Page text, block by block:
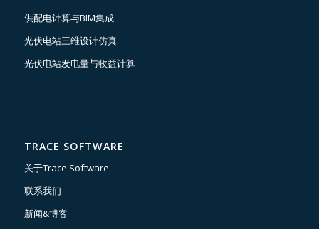
供配电计算与BIM集成
光伏电站三维设计仿真
光伏电站发电量与收益计算
TRACE SOFTWARE
关于Trace Software
联系我们
新闻&博客